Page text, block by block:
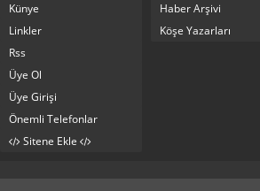
Künye
Linkler
Rss
Üye Ol
Üye Girişi
Önemli Telefonlar
Sitene Ekle
Haber Arşivi
Köşe Yazarları